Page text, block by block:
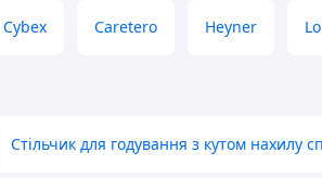
Cybex Caretero Heyner
Стільчик для годування з кутом нахилу